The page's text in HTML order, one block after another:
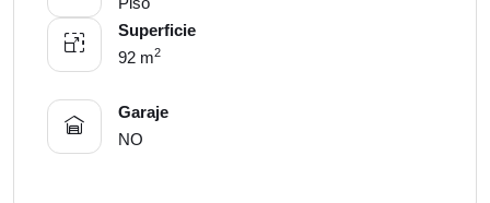
Superficie
92 m2
Garaje
NO